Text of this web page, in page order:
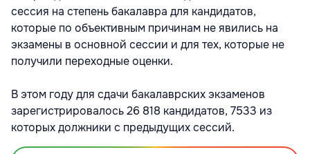
сессия на степень бакалавра для кандидатов,
которые по объективным причинам не явились на
экзамены в основной сессии и для тех, которые не
получили переходные оценки.
В этом году для сдачи бакалаврских экзаменов
зарегистрировалось 26 818 кандидатов, 7533 из
которых должники с предыдущих сессий.